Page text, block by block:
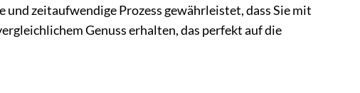
zeitaufwendige Prozess gewährleistet, dass Sie mit
Genuss erhalten, das perfekt auf die